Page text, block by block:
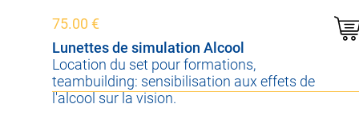
75.00 €
Lunettes de simulation Alcool
Location du set pour formations,
teambuilding: sensibilisation aux effets de
l'alcool sur la vision.